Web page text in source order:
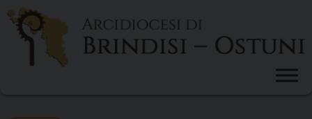
Skip
content